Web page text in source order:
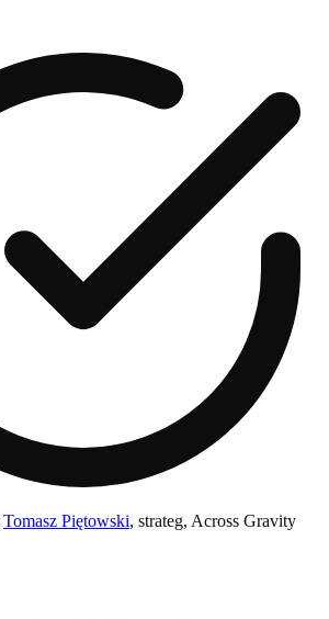
Tomasz Piętowski, strateg, Across Gravity